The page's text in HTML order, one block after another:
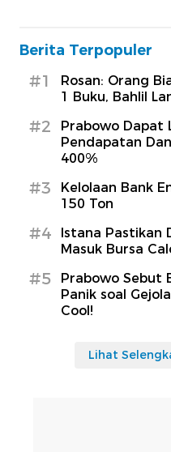
Berita Terpopuler
#1
Rosan: Orang
1 Buku, Bahlil
#2
Prabowo Dapat
Pendapatan
400%
#3
Kelolaan Bank
150 Ton
#4
Istana Pastikan
Masuk Bursa
#5
Prabowo Sebut
Panik soal
Cool!
Lihat